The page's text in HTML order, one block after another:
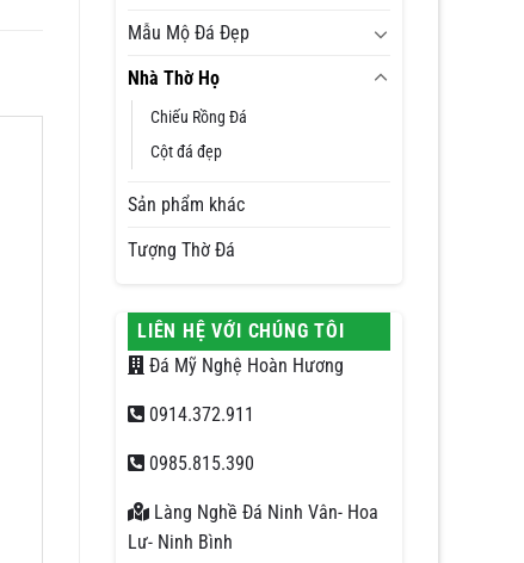
Mẫu Mộ Đá Đẹp
Nhà Thờ Họ
Chiếu Rồng Đá
Cột đá đẹp
Sản phẩm khác
Tượng Thờ Đá
LIÊN HỆ VỚI CHÚNG TÔI
Đá Mỹ Nghệ Hoàn Hương
0914.372.911
0985.815.390
Làng Nghề Đá Ninh Vân- Hoa
Lư- Ninh Bình